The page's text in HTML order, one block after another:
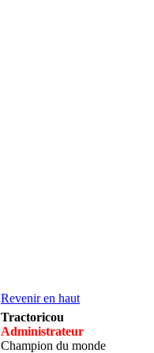
Revenir en haut
Tractoricou
Administrateur
Champion du monde